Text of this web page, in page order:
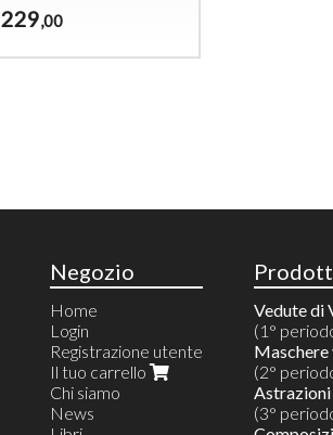
229,00
Negozio
Home
Login
Registrazione utente
Il tuo carrello
Chi siamo
News
Vedute di
(1°
Maschere
(2°
Astrazioni
(3°